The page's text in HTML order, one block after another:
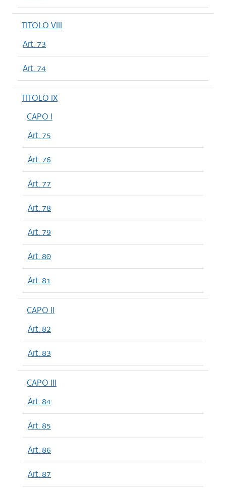
TITOLO VIII
Art. 73
Art. 74
TITOLO IX
CAPO I
Art. 75
Art. 76
Art. 77
Art. 78
Art. 79
Art. 80
Art. 81
CAPO II
Art. 82
Art. 83
CAPO III
Art. 84
Art. 85
Art. 86
Art. 87